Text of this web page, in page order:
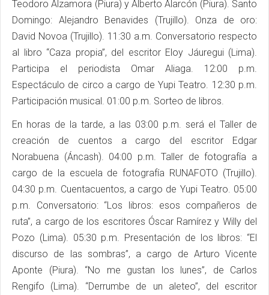
Teodoro Alzamora (Piura) y Alberto Alarcón (Piura). Santo
Domingo: Alejandro Benavides (Trujillo). Onza de oro:
David Novoa (Trujillo). 11:30 a.m. Conversatorio respecto
al libro “Caza propia”, del escritor Eloy Jáuregui (Lima).
Participa el periodista Omar Aliaga. 12:00 p.m.
Espectáculo de circo a cargo de Yupi Teatro. 12:30 p.m.
Participación musical. 01:00 p.m. Sorteo de libros.
En horas de la tarde, a las 03:00 p.m. será el Taller de
creación de cuentos a cargo del escritor Edgar
Norabuena (Áncash). 04:00 p.m. Taller de fotografía a
cargo de la escuela de fotografía RUNAFOTO (Trujillo).
04:30 p.m. Cuentacuentos, a cargo de Yupi Teatro. 05:00
p.m. Conversatorio: “Los libros: esos compañeros de
ruta”, a cargo de los escritores Óscar Ramírez y Willy del
Pozo (Lima). 05:30 p.m. Presentación de los libros: “El
discurso de las sombras”, a cargo de Arturo Vicente
Aponte (Piura). “No me gustan los lunes”, de Carlos
Rengifo (Lima). “Derrumbe de un aleteo”, del escritor